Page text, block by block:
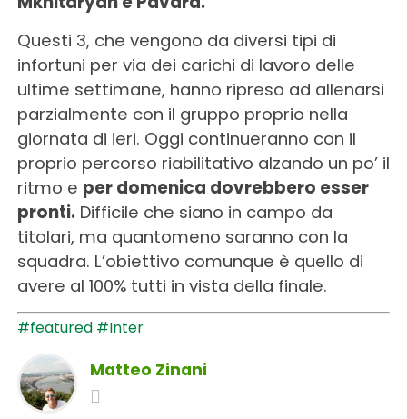
Questi 3, che vengono da diversi tipi di
infortuni per via dei carichi di lavoro delle
ultime settimane, hanno ripreso ad allenarsi
parzialmente con il gruppo proprio nella
giornata di ieri. Oggi continueranno con il
proprio percorso riabilitativo alzando un po’ il
ritmo e per domenica dovrebbero esser
pronti. Difficile che siano in campo da
titolari, ma quantomeno saranno con la
squadra. L’obiettivo comunque è quello di
avere al 100% tutti in vista della finale.
#featured #Inter
Matteo Zinani